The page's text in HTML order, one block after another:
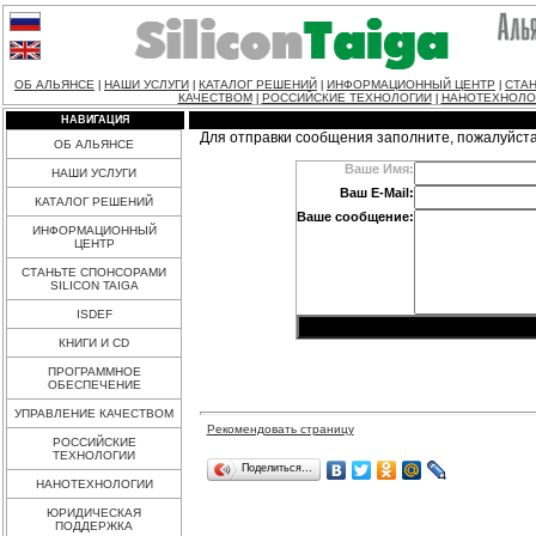
ОБ АЛЬЯНСЕ НАШИ УСЛУГИ КАТАЛОГ РЕШЕНИЙ ИНФОРМАЦИОННЫЙ ЦЕНТР
КАЧЕСТВОМ
РОССИЙСКИЕ ТЕХНОЛОГИИ
НАВИГАЦИЯ
ОБ АЛЬЯНСЕ
НАШИ УСЛУГИ
КАТАЛОГ РЕШЕНИЙ
ИНФОРМАЦИОННЫЙ
ЦЕНТР
СТАНЬТЕ СПОНСОРАМИ
SILICON TAIGA
ISDEF
КНИГИ И CD
ПРОГРАММНОЕ
ОБЕСПЕЧЕНИЕ
УПРАВЛЕНИЕ КАЧЕСТВОМ
РОССИЙСКИЕ
ТЕХНОЛОГИИ
НАНОТЕХНОЛОГИИ
ЮРИДИЧЕСКАЯ
ПОДДЕРЖКА
Для отправки сообщения заполните,
Ваше Имя:
Ваш E-Mail:
Ваше сообщение:
Рекомендовать страницу
Поделиться…